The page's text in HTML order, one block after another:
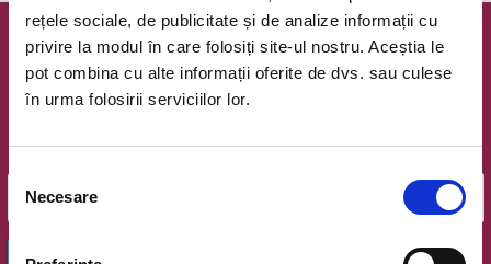
rețele sociale, de publicitate și de analize informații cu
privire la modul în care folosiți site-ul nostru. Aceștia le
pot combina cu alte informații oferite de dvs. sau culese
în urma folosirii serviciilor lor.
Selecția
consimțământului
Necesare
Newsletter @ Bilete.ro
Oferte exclusive si o editie saptamanala cu cele mai noi
OK